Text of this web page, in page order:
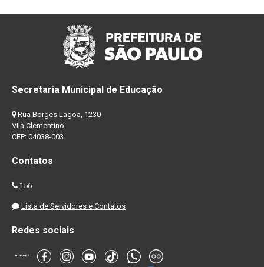
Secretaria Municipal de Educação
Rua Borges Lagoa, 1230
Vila Clementino
CEP: 04038-003
Contatos
156
Lista de Servidores e Contatos
Redes sociais